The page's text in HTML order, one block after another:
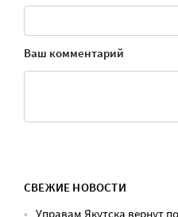
Ваш комментарий
СВЕЖИЕ НОВОСТИ
Управам Якутска вернут